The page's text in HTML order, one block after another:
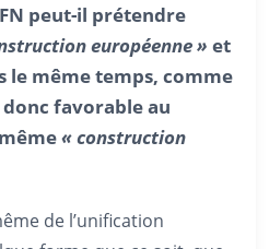
peut-il prétendre
européenne » et
le même temps, comme
favorable au
« construction
de l’unification